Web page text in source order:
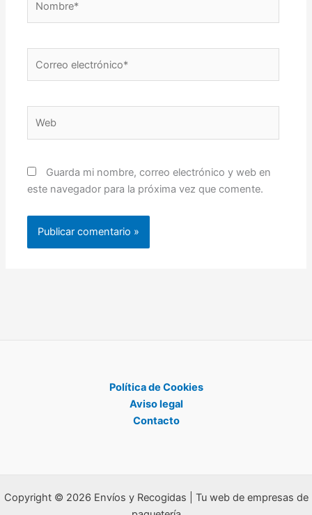
electrónico*
Guarda mi nombre, correo electrónico y web en
este navegador para la próxima vez que comente.
Política de Cookies
Aviso legal
Contacto
Copyright © 2026 Envíos y Recogidas | Tu web de empresas de